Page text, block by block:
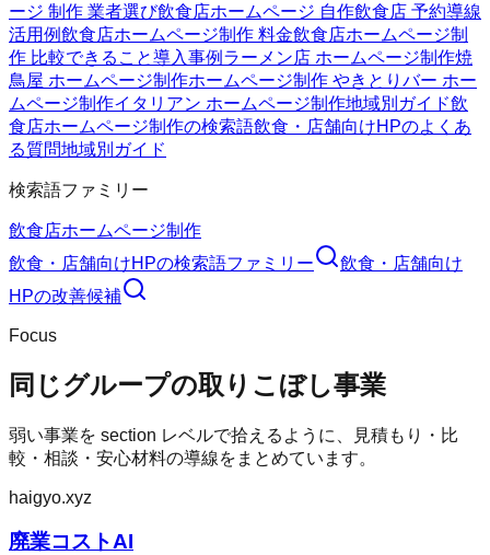
ージ 制作 業者選び飲食店ホームページ 自作飲食店 予約導線
活用例飲食店ホームページ制作 料金飲食店ホームページ制
作 比較できること導入事例 ラーメン店 ホームページ制作焼
鳥屋 ホームページ制作ホームページ制作 やきとり バー ホー
ムページ制作イタリアン ホームページ制作地域別ガイド飲
食店ホームページ制作の検索語飲食・店舗向けHPのよくあ
る質問地域別ガイド
検索語ファミリー
飲食店ホームページ制作
飲食・店舗向けHPの検索語ファミリー
飲食・店舗向け
HPの改善候補
Focus
同じグループの取りこぼし事業
弱い事業を section レベルで拾えるように、見積もり・比
較・相談・安心材料の導線をまとめています。
haigyo.xyz
廃業コストAI